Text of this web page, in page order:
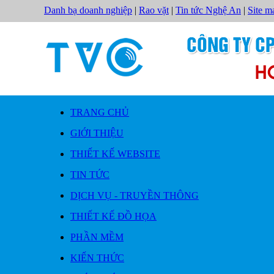
Danh bạ doanh nghiệp | Rao vặt | Tin tức Nghệ An | Site
TRANG CHỦ
GIỚI THIỆU
THIẾT KẾ WEBSITE
TIN TỨC
DỊCH VỤ - TRUYỀN THÔNG
THIẾT KẾ ĐỒ HỌA
PHẦN MỀM
KIẾN THỨC